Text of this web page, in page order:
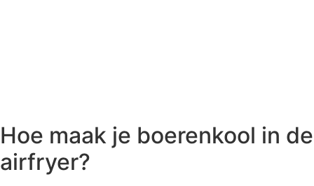
Hoe maak je boerenkool in de
airfryer?